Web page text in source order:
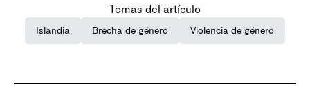
Temas del artículo
Islandia Brecha de género Violencia de género